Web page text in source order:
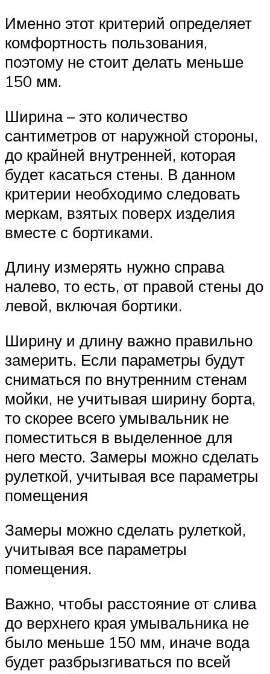
Именно этот критерий определяет
комфортность пользования,
поэтому не стоит делать меньше
150 мм.
Ширина – это количество
сантиметров от наружной стороны,
до крайней внутренней, которая
будет касаться стены. В данном
критерии необходимо следовать
меркам, взятых поверх изделия
вместе с бортиками.
Длину измерять нужно справа
налево, то есть, от правой стены до
левой, включая бортики.
Ширину и длину важно правильно
замерить. Если параметры будут
сниматься по внутренним стенам
мойки, не учитывая ширину борта,
то скорее всего умывальник не
поместиться в выделенное для
него место. Замеры можно сделать
рулеткой, учитывая все параметры
помещения
Замеры можно сделать рулеткой,
учитывая все параметры
помещения.
Важно, чтобы расстояние от слива
до верхнего края умывальника не
было меньше 150 мм, иначе вода
будет разбрызгиваться по всей